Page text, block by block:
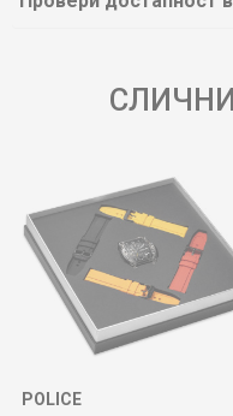
POLICE